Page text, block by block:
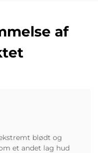
af
blødt og
et andet lag hud